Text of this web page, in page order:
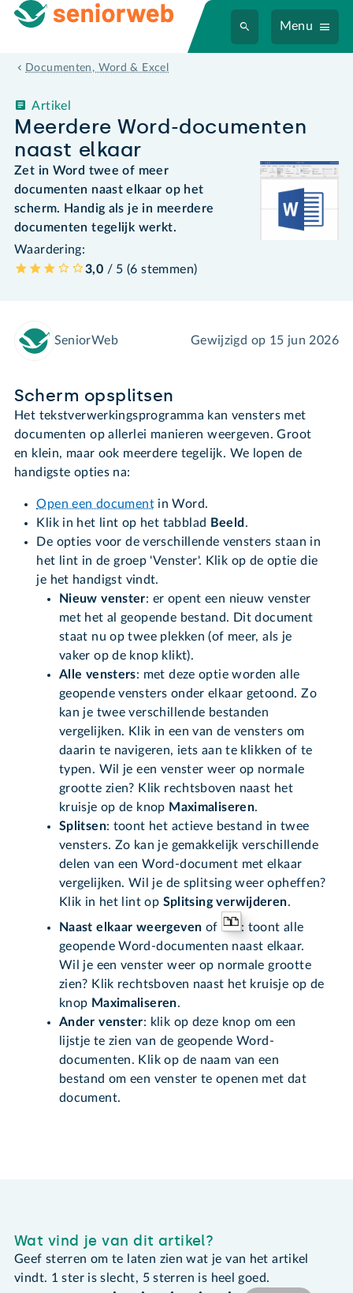
Menu
Documenten, Word & Excel
Meerdere Word-documenten
naast elkaar
Artikel
Zet in Word twee of meer
documenten naast elkaar op het
scherm. Handig als je in meerdere
documenten tegelijk werkt.
Waardering:
3,0 / 5 (6 stemmen)
SeniorWeb Gewijzigd op 15 jun 2026
Scherm opsplitsen
Het tekstverwerkingsprogramma kan vensters met
documenten op allerlei manieren weergeven. Groot
en klein, maar ook meerdere tegelijk. We lopen de
handigste opties na:
Open een documentin Word.
Klik in het lint op het tabblad
Beeld .
De opties voor de verschillende vensters staan in
het lint in de groep 'Venster'. Klik op de optie die
je het handigst vindt.
Nieuw venster: er opent een nieuw venster
met het al geopende bestand. Dit document
staat nu op twee plekken (of meer, als je
vaker op de knop klikt).
Alle vensters: met deze optie worden alle
geopende vensters onder elkaar getoond. Zo
kan je twee verschillende bestanden
vergelijken. Klik in een van de vensters om
daarin te navigeren, iets aan te klikken of te
typen. Wil je een venster weer op normale
grootte zien? Klik rechtsboven naast het
kruisje op de knop Maximaliseren.
Splitsen: toont het actieve bestand in twee
vensters. Zo kan je gemakkelijk verschillende
delen van een Word-document met elkaar
vergelijken. Wil je de splitsing weer opheffen?
Klik in het lint op Splitsing verwijderen.
Naast elkaar weergeven of
: toont alle
geopende Word-documenten naast elkaar.
Wil je een venster weer op normale grootte
zien? Klik rechtsboven naast het kruisje op de
knop Maximaliseren.
Ander venster: klik op deze knop om een
lijstje te zien van de geopende Word-
documenten. Klik op de naam van een
bestand om een venster te openen met dat
document.
Wat vind je van dit artikel?
Geef sterren om te laten zien wat je van het artikel
vindt. 1 ster is slecht, 5 sterren is heel goed.